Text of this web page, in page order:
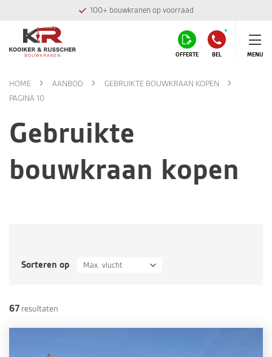
100+ bouwkranen op voorraad
OFFERTE BEL MENU
HOME AANBOD
GEBRUIKTE BOUWKRAAN KOPEN
PAGINA 10
Gebruikte
bouwkraan kopen
Sorteren op Max. vlucht
67 resultaten